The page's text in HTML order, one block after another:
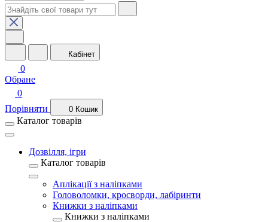
Кабінет
0
Обране
0
Порівняти
0 Кошик
Каталог товарів
Дозвілля, ігри
Каталог товарів
Аплікації з наліпками
Головоломки, кросворди, лабіринти
Книжки з наліпками
Книжки з наліпками